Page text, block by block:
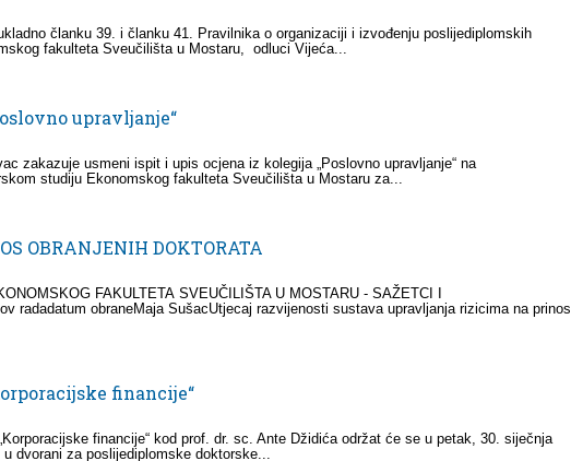
članku 39. i članku 41. Pravilnika o organizaciji i izvođenju poslijediplomskih
fakulteta Sveučilišta u Mostaru, odluci Vijeća...
upravljanje“
zakazuje usmeni ispit i upis ocjena iz kolegija „Poslovno upravljanje“ na
studiju Ekonomskog fakulteta Sveučilišta u Mostaru za...
OBRANJENIH DOKTORATA
FAKULTETA SVEUČILIŠTA U MOSTARU - SAŽETCI I
radadatum obraneMaja SušacUtjecaj razvijenosti sustava upravljanja rizicima na prinos
financije“
financije“ kod prof. dr. sc. Ante Džidića održat će se u petak, 30. siječnja
dvorani za poslijediplomske doktorske...